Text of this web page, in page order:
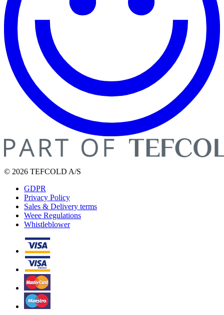
© 2026 TEFCOLD A/S
GDPR
Privacy Policy
Sales & Delivery terms
Weee Regulations
Whistleblower